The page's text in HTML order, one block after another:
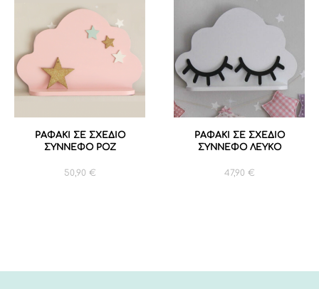
ΡΑΦΑΚΙ ΣΕ ΣΧΕΔΙΟ
ΣΥΝΝΕΦΟ ΡΟΖ
50,90 €
ΡΑΦΑΚΙ ΣΕ ΣΧΕΔΙΟ
ΣΥΝΝΕΦΟ ΛΕΥΚΟ
47,90 €